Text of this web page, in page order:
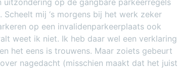
mij ‘s morgens bij het werk zeker
op een invalidenparkeerplaats ook
weet ik niet. Ik heb daar wel een verklaring
het eens is trouwens. Maar zoiets gebeurt
nagedacht (misschien maakt dat het juist